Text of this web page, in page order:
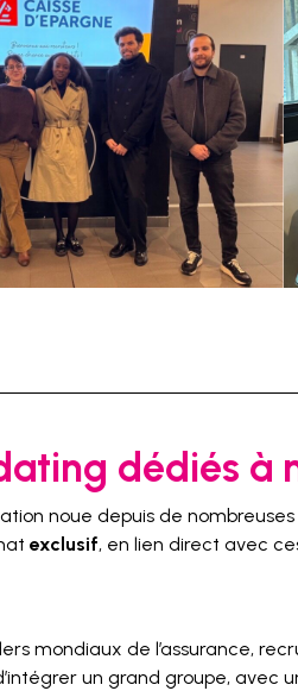
dédiés à
noue depuis de
exclusif, en lien direct avec
mondiaux de l’assurance,
un grand groupe, avec